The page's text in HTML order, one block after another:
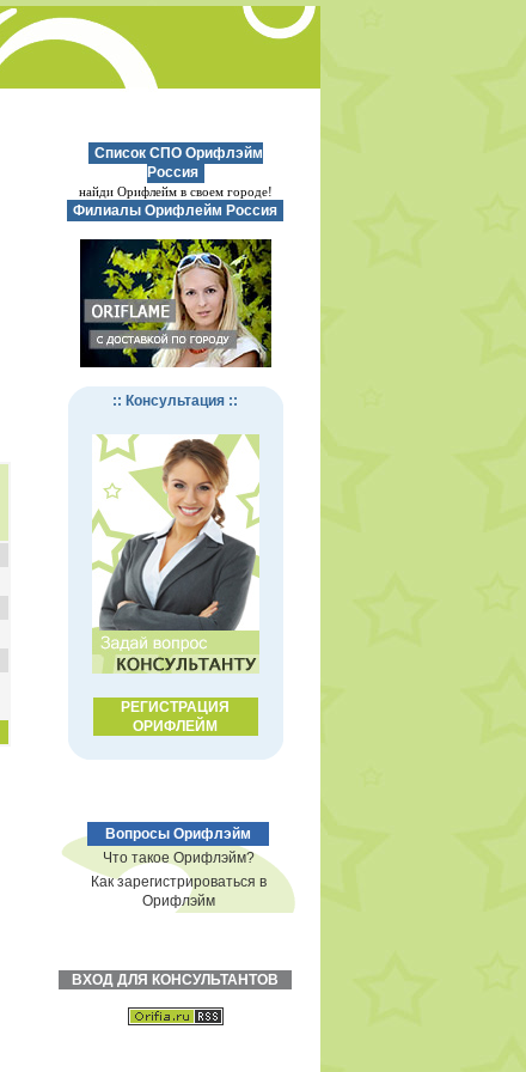
Список СПО Орифлэйм
Россия
найди Орифлейм в своем городе!
Филиалы Орифлейм Россия
:: Консультация ::
РЕГИСТРАЦИЯ
ОРИФЛЕЙМ
Вопросы Орифлэйм
Что такое Орифлэйм?
Как зарегистрироваться в
Орифлэйм
ВХОД ДЛЯ КОНСУЛЬТАНТОВ